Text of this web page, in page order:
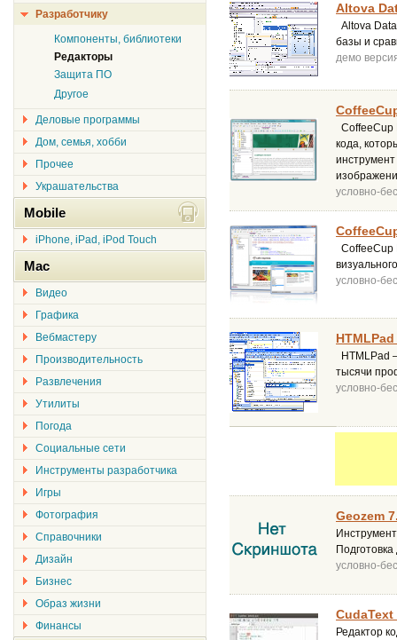
Altova
Altova
базы и
демо
CoffeeCup
кода,
условно-
CoffeeCup
условно-
HTMLPad
тысячи
условно-
Geozem
условно-
CudaText
Редактор
Разработчику
Компоненты, библиотеки
Редакторы
Защита ПО
Другое
Деловые программы
Дом, семья, хобби
Прочее
Украшательства
Mobile
iPhone, iPad, iPod Touch
Mac
Видео
Графика
Вебмастеру
Производительность
Развлечения
Утилиты
Погода
Социальные сети
Инструменты разработчика
Игры
Фотография
Справочники
Дизайн
Бизнес
Образ жизни
Финансы